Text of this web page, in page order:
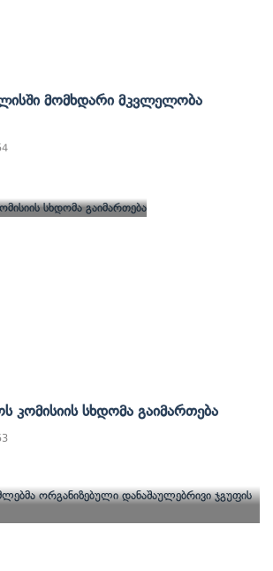
Მომხდარი Მკვლელობა
Კომისიის Სხდომა Გაიმართება